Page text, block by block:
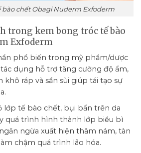
bào chết Obagi Nuderm Exfoderm
trong kem bong tróc tế bào
Exfoderm
phổ biến trong mỹ phẩm/dược
dụng hỗ trợ tăng cường độ ẩm,
khô ráp và sần sùi giúp tái tạo sự
lớp tế bào chết, bụi bẩn trên da
quá trình hình thành lớp biểu bì
ngừa xuất hiện thâm nám, tàn
chậm quá trình lão hóa.